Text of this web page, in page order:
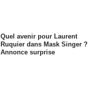
Quel avenir pour Laurent
Ruquier dans Mask Singer ?
Annonce surprise